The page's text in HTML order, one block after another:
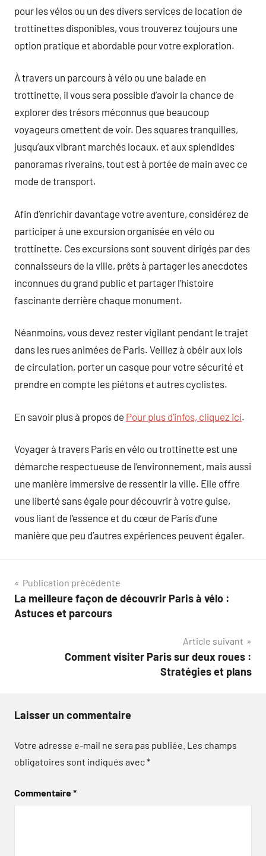
pour les vélos ou un des divers services de location de
trottinettes disponibles, vous trouverez toujours une
option pratique et abordable pour votre exploration.
À travers un parcours à vélo ou une balade en
trottinette, il vous sera possible d’avoir la chance de
explorer des trésors méconnus que beaucoup
voyageurs omettent de voir. Des squares tranquilles,
jusqu’aux vibrant marchés locaux, et aux splendides
panoramas riverains, tout est à portée de main avec ce
mode de transport.
Afin d’enrichir davantage votre aventure, considérez de
participer à une excursion organisée en vélo ou
trottinette. Ces excursions sont souvent dirigés par des
connaisseurs de la ville, prêts à partager les anecdotes
inconnues du grand public et partager l’histoire
fascinante derrière chaque monument.
Néanmoins, vous devez rester vigilant pendant le trajet
dans les rues animées de Paris. Veillez à obéir aux lois
de circulation, porter un casque pour votre sécurité et
prendre en compte les piétons et autres cyclistes.
En savoir plus à propos de Pour plus d’infos, cliquez ici.
Voyager à travers Paris en vélo ou trottinette est une
démarche respectueuse de l’environnement, mais aussi
une manière immersive de ressentir la ville. Elle offre
une liberté sans égale pour découvrir à votre guise,
vous liant de l’essence et du cœur de Paris d’une
manière que peu d’autres expériences peuvent égaler.
Navigation
de
Publication précédente
La meilleure façon de découvrir Paris à vélo :
Astuces et parcours
Article suivant
Comment visiter Paris sur deux roues :
Stratégies et plans
Laisser un commentaire
Votre adresse e-mail ne sera pas publiée. Les champs
obligatoires sont indiqués avec*
Commentaire*